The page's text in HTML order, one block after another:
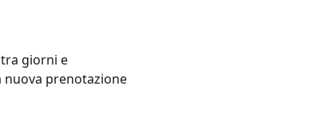
giorni e
nuova prenotazione